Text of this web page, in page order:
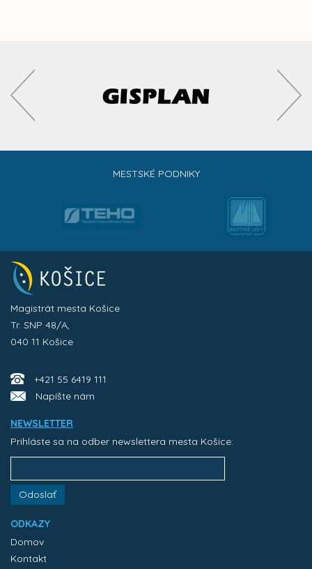
MESTSKÉ PODNIKY
Magistrát mesta Košice
Tr. SNP 48/A,
040 11 Košice
+421 55 6419 111
Napíšte nám
NEWSLETTER
Prihláste sa na odber newslettera mesta Košice:
Odoslať
ODKAZY
Domov
Kontakt